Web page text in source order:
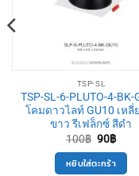
TSP-SL
TSP-SL-6-PLUTO-4-BK-
โคมดาวไลท์ GU10 เหลี่
ขาว รีเฟล็กซ์ สีดำ
100฿ Original
price
was:
100฿.
90฿
is:
90฿.
หยิบใส่ตะกร้า